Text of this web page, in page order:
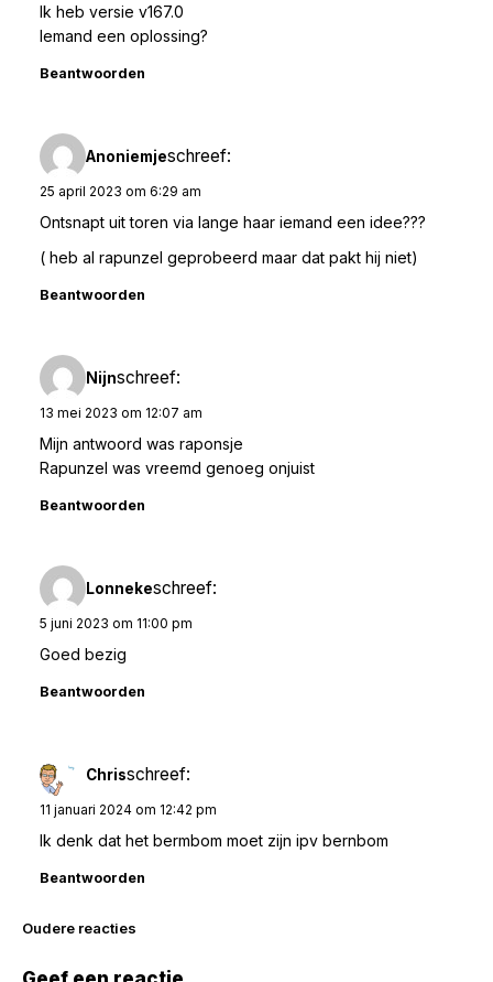
Ik heb versie v167.0
Iemand een oplossing?
Beantwoorden
Anoniemjeschreef:
25 april 2023 om 6:29 am
Ontsnapt uit toren via lange haar iemand een idee???
( heb al rapunzel geprobeerd maar dat pakt hij niet)
Beantwoorden
Nijnschreef:
13 mei 2023 om 12:07 am
Mijn antwoord was raponsje
Rapunzel was vreemd genoeg onjuist
Beantwoorden
Lonnekeschreef:
5 juni 2023 om 11:00 pm
Goed bezig
Beantwoorden
Chrisschreef:
11 januari 2024 om 12:42 pm
Ik denk dat het bermbom moet zijn ipv bernbom
Beantwoorden
Reacties
Oudere reacties